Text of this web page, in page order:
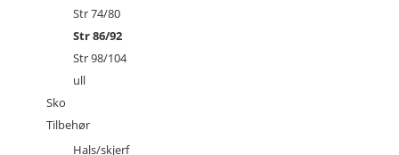
Str 74/80
Str 86/92
Str 98/104
ull
Sko
Tilbehør
Hals/skjerf